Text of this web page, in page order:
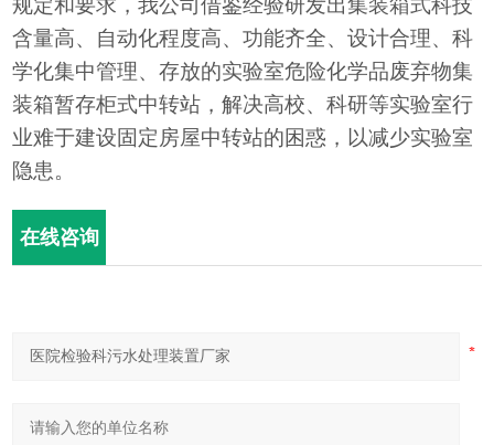
规定和要求，我公司借鉴经验研发出集装箱式科技
含量高、自动化程度高、功能齐全、设计合理、科
学化集中管理、存放的实验室危险化学品废弃物集
装箱暂存柜式中转站，解决高校、科研等实验室行
业难于建设固定房屋中转站的困惑，以减少实验室
隐患。
在线咨询